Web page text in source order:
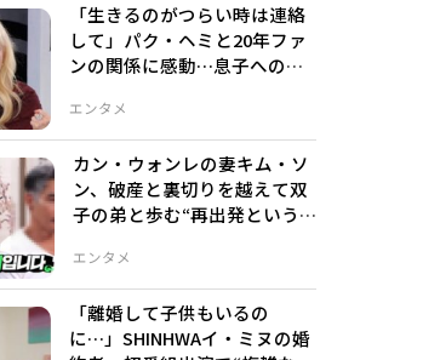
エンタメ
「生きるのがつらい時は連絡
して」パク・ヘミと20年ファ
ンの関係に感動…息子への涙
エンタメ
カン・ウォンレの妻キム・ソ
ン、破産と裏切りを越えて双
子の弟と歩む“再出発という
「離婚して子供もいるの
に…」SHINHWAイ・ミヌの婚